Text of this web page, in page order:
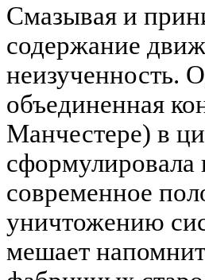
Смазывая и
содержание
неизученность.
объединенная
Манчестере) в
современное
уничтожению
мешает